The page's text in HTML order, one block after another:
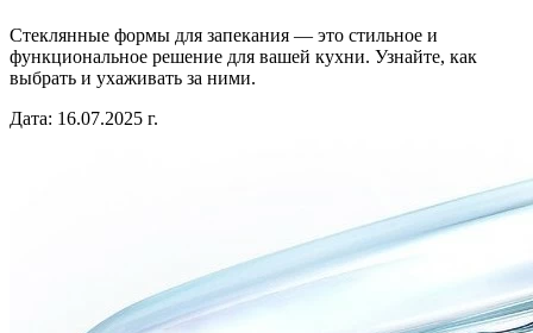
Стеклянные формы для запекания — это стильное и
функциональное решение для вашей кухни. Узнайте, как
выбрать и ухаживать за ними.
Дата: 16.07.2025 г.